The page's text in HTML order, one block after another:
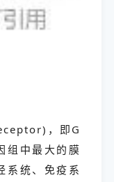
，即G
组中最大的膜
系统、免疫系